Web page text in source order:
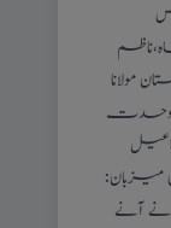
وحدت
آنے